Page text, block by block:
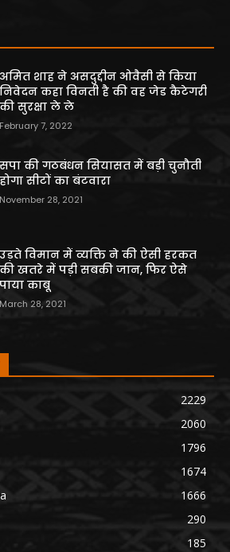
अमित शाह ने असदुद्दीन ओवैसी से किया
निवेदन कहा विनती है की वह जेड कैटेगरी
की सुरक्षा ले ले
February 7, 2022
सपा की गठबंधन सियासत में बड़ी चुनौती
होगा सीटों का बंटवारा
November 28, 2021
उड़ते विमान में व्यक्ति ने की ऐसी हरकत
की खतरे में पड़ी सबकी जान, फिर ऐसे
पाया काबू
March 28, 2021
2229
2060
1796
1674
1666
290
185